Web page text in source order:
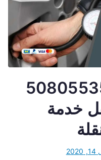
ام الهيمان 50805535
خدمة